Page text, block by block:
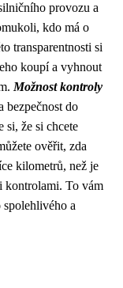
provozu a
kdo má o
transparentnosti si
koupí a vyhnout
Možnost kontroly
bezpečnost do
si, že si chcete
ověřit, zda
kilometrů, než je
kontrolami. To vám
a